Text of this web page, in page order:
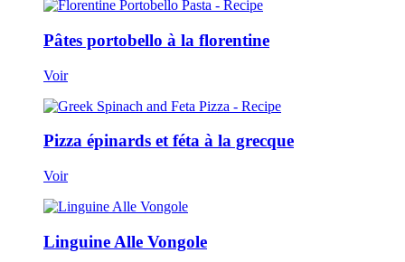
Pâtes portobello à la florentine
Voir
Pizza épinards et féta à la grecque
Voir
Linguine Alle Vongole